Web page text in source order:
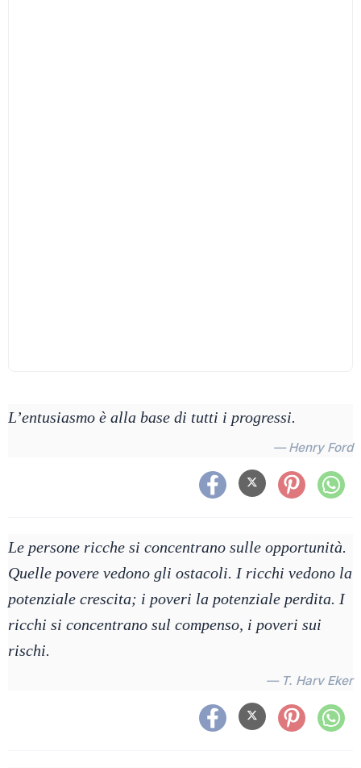
L’entusiasmo è alla base di tutti i progressi.
— Henry Ford
Le persone ricche si concentrano sulle opportunità.
Quelle povere vedono gli ostacoli. I ricchi vedono la
potenziale crescita; i poveri la potenziale perdita. I
ricchi si concentrano sul compenso, i poveri sui
rischi.
— T. Harv Eker